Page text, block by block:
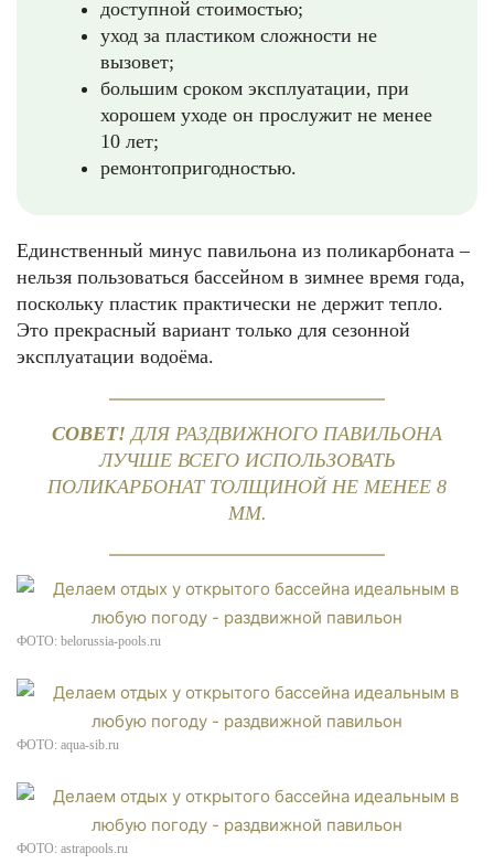
доступной стоимостью;
уход за пластиком сложности не
вызовет;
большим сроком эксплуатации, при
хорошем уходе он прослужит не менее
10 лет;
ремонтопригодностью.
Единственный минус павильона из поликарбоната –
нельзя пользоваться бассейном в зимнее время года,
поскольку пластик практически не держит тепло.
Это прекрасный вариант только для сезонной
эксплуатации водоёма.
СОВЕТ! ДЛЯ РАЗДВИЖНОГО ПАВИЛЬОНА
ЛУЧШЕ ВСЕГО ИСПОЛЬЗОВАТЬ
ПОЛИКАРБОНАТ ТОЛЩИНОЙ НЕ МЕНЕЕ 8
ММ.
ФОТО: belorussia-pools.ru
ФОТО: aqua-sib.ru
ФОТО: astrapools.ru